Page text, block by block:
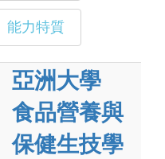
能力特質
亞洲大學
食品營養與
保健生技學